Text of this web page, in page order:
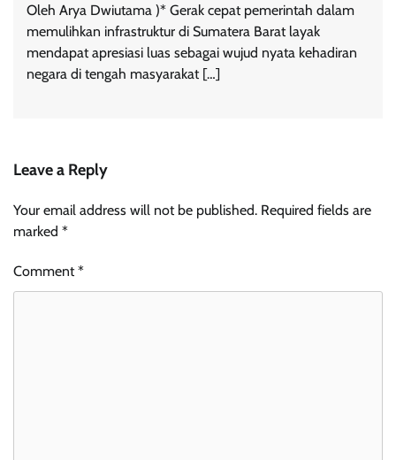
Oleh Arya Dwiutama )* Gerak cepat pemerintah dalam
memulihkan infrastruktur di Sumatera Barat layak
mendapat apresiasi luas sebagai wujud nyata kehadiran
negara di tengah masyarakat […]
Leave a Reply
Your email address will not be published. Required fields are
marked *
Comment*